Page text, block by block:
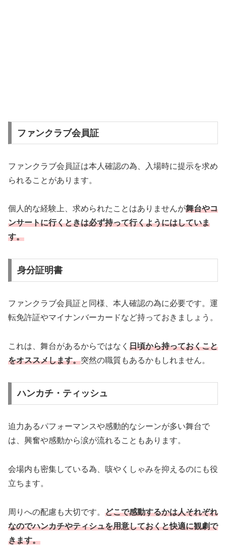
ファンクラブ会員証
ファンクラブ会員証は本人確認の為、入場時に提示を求め
られることがあります。
個人的な経験上、求められたことはありませんが舞台やコ
ンサートに行くときは必ず持って行くようにはしていま
す。
身分証明書
ファンクラブ会員証と同様、本人確認の為に必要です。運
転免許証やマイナンバーカードなど持っておきましょう。
これは、舞台があるからではなく 日頃から持っておくこと
をオススメします。突然の職質もあるかもしれません。
ハンカチ・ティッシュ
迫力あるパフォーマンスや感動的なシーンが多い舞台で
は、興奮や感動から涙が流れることもあります。
会場内も密集している為、咳やくしゃみを抑えるのにも役
立ちます。
周りへの配慮も大切です。 どこで感動するかは人それぞれ
なのでハンカチやティシュを用意しておくと快適に観劇で
きます。